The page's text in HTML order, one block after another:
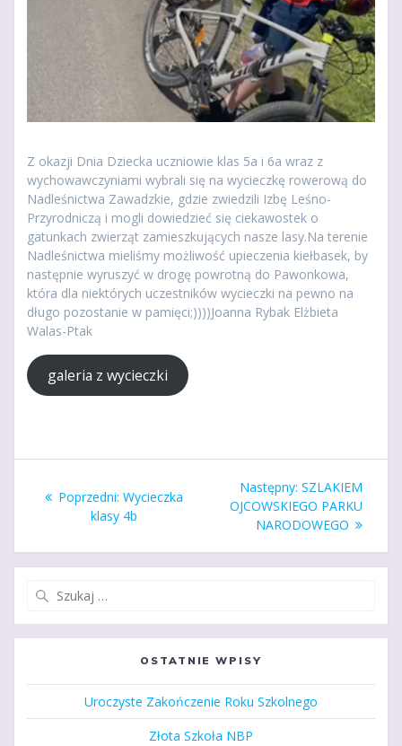
Z okazji Dnia Dziecka uczniowie klas 5a i 6a wraz z
wychowawczyniami wybrali się na wycieczkę rowerową do
Nadleśnictwa Zawadzkie, gdzie zwiedzili Izbę Leśno-
Przyrodniczą i mogli dowiedzieć się ciekawostek o
gatunkach zwierząt zamieszkujących nasze lasy.Na terenie
Nadleśnictwa mieliśmy możliwość upieczenia kiełbasek, by
następnie wyruszyć w drogę powrotną do Pawonkowa,
która dla niektórych uczestników wycieczki na pewno na
długo pozostanie w pamięci;))))Joanna Rybak Elżbieta
Walas-Ptak
galeria z wycieczki
wpisu
Poprzedni: Poprzedni
wpis:
Wycieczka
klasy 4b
Następny: Następny
wpis:
SZLAKIEM
OJCOWSKIEGO PARKU
NARODOWEGO
OSTATNIE WPISY
Uroczyste Zakończenie Roku Szkolnego
Złota Szkoła NBP